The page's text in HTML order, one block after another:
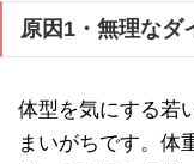
原因1・無理なダ
体型を気にする若
まいがちです。体